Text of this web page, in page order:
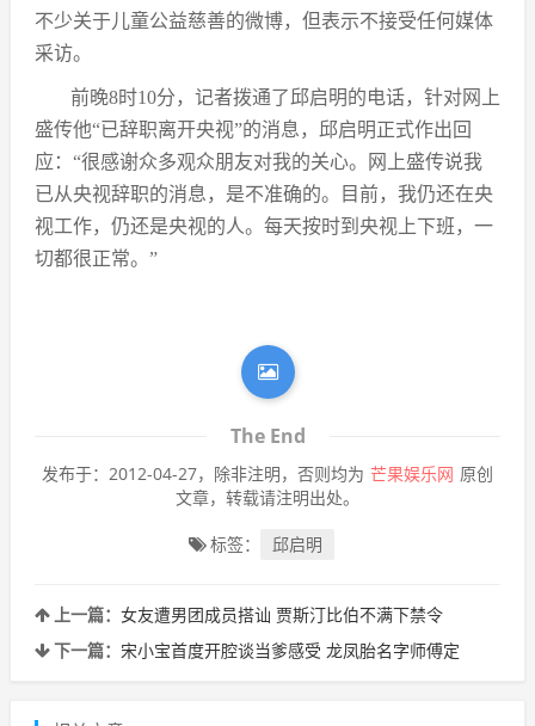
不少关于儿童公益慈善的微博，但表示不接受任何媒体
采访。
前晚8时10分，记者拨通了邱启明的电话，针对网上
盛传他“已辞职离开央视”的消息，邱启明正式作出回
应：“很感谢众多观众朋友对我的关心。网上盛传说我
已从央视辞职的消息，是不准确的。目前，我仍还在央
视工作，仍还是央视的人。每天按时到央视上下班，一
切都很正常。”
The End
发布于：2012-04-27，除非注明，否则均为 芒果娱乐网 原创
文章，转载请注明出处。
标签： 邱启明
上一篇： 女友遭男团成员搭讪 贾斯汀比伯不满下禁令
下一篇： 宋小宝首度开腔谈当爹感受 龙凤胎名字师傅定